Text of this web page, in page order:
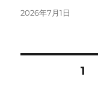
投
2026年7月1日
固定ページ1